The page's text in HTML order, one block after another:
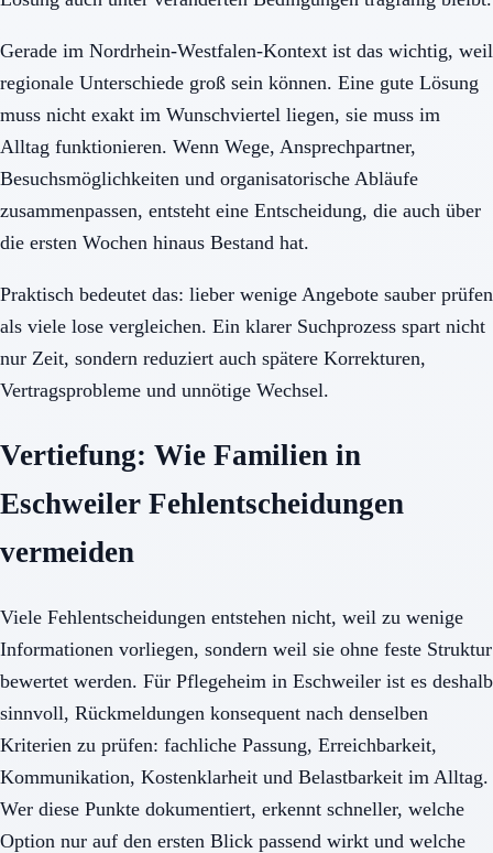
Gerade im Nordrhein-Westfalen-Kontext ist das wichtig, weil
regionale Unterschiede groß sein können. Eine gute Lösung
muss nicht exakt im Wunschviertel liegen, sie muss im
Alltag funktionieren. Wenn Wege, Ansprechpartner,
Besuchsmöglichkeiten und organisatorische Abläufe
zusammenpassen, entsteht eine Entscheidung, die auch über
die ersten Wochen hinaus Bestand hat.
Praktisch bedeutet das: lieber wenige Angebote sauber prüfen
als viele lose vergleichen. Ein klarer Suchprozess spart nicht
nur Zeit, sondern reduziert auch spätere Korrekturen,
Vertragsprobleme und unnötige Wechsel.
Vertiefung: Wie Familien in
Eschweiler Fehlentscheidungen
vermeiden
Viele Fehlentscheidungen entstehen nicht, weil zu wenige
Informationen vorliegen, sondern weil sie ohne feste Struktur
bewertet werden. Für Pflegeheim in Eschweiler ist es deshalb
sinnvoll, Rückmeldungen konsequent nach denselben
Kriterien zu prüfen: fachliche Passung, Erreichbarkeit,
Kommunikation, Kostenklarheit und Belastbarkeit im Alltag.
Wer diese Punkte dokumentiert, erkennt schneller, welche
Option nur auf den ersten Blick passend wirkt und welche